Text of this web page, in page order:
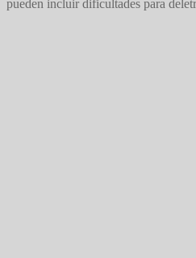
pueden incluir dificultades para